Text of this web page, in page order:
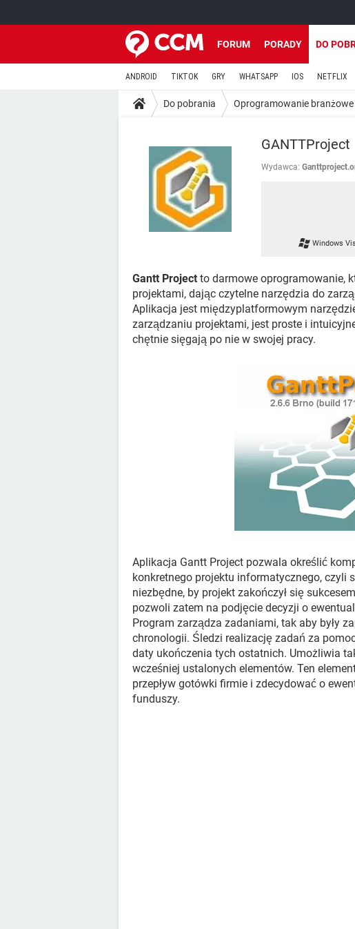
FORUM PORADY DO
ANDROID TIKTOK GRY WHATSAPP IOS NETFLIX
Do pobrania Oprogramowanie branżowe
GANTTProject
Wydawca:
Windows
Gantt Project to darmowe oprogramowanie,
projektami, dając czytelne narzędzia do
Aplikacja jest międzyplatformowym
zarządzaniu projektami, jest proste i
chętnie sięgają po nie w swojej pracy.
Aplikacja Gantt Project pozwala określić
konkretnego projektu informatycznego, czyli
niezbędne, by projekt zakończył się
pozwoli zatem na podjęcie decyzji o
Program zarządza zadaniami, tak aby były
chronologii. Śledzi realizację zadań za
daty ukończenia tych ostatnich. Umożliwia
wcześniej ustalonych elementów. Ten
przepływ gotówki firmie i zdecydować o
funduszy.